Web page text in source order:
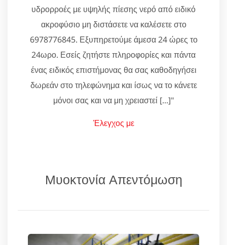
υδρορροές με υψηλής πίεσης νερό από ειδικό
ακροφύσιο μη διστάσετε να καλέσετε στο
6978776845. Εξυπηρετούμε άμεσα 24 ώρες το
24ωρο. Εσείς ζητήστε πληροφορίες και πάντα
ένας ειδικός επιστήμονας θα σας καθοδηγήσει
δωρεάν στο τηλεφώνημα και ίσως να το κάνετε
μόνοι σας και να μη χρειαστεί [...]"
Έλεγχος με
Μυοκτονία Απεντόμωση